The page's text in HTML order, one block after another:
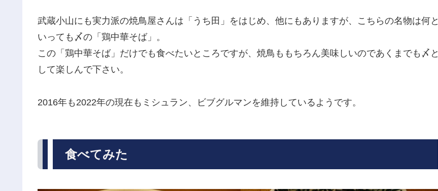
武蔵小山にも実力派の焼鳥屋さんは「うち田」をはじめ、他にもありますが、こちらの名物は何と
いっても〆の「鶏中華そば」。
この「鶏中華そば」だけでも食べたいところですが、焼鳥ももちろん美味しいのであくまでも〆と
して楽しんで下さい。
2016年も2022年の現在もミシュラン、ビブグルマンを維持しているようです。
食べてみた